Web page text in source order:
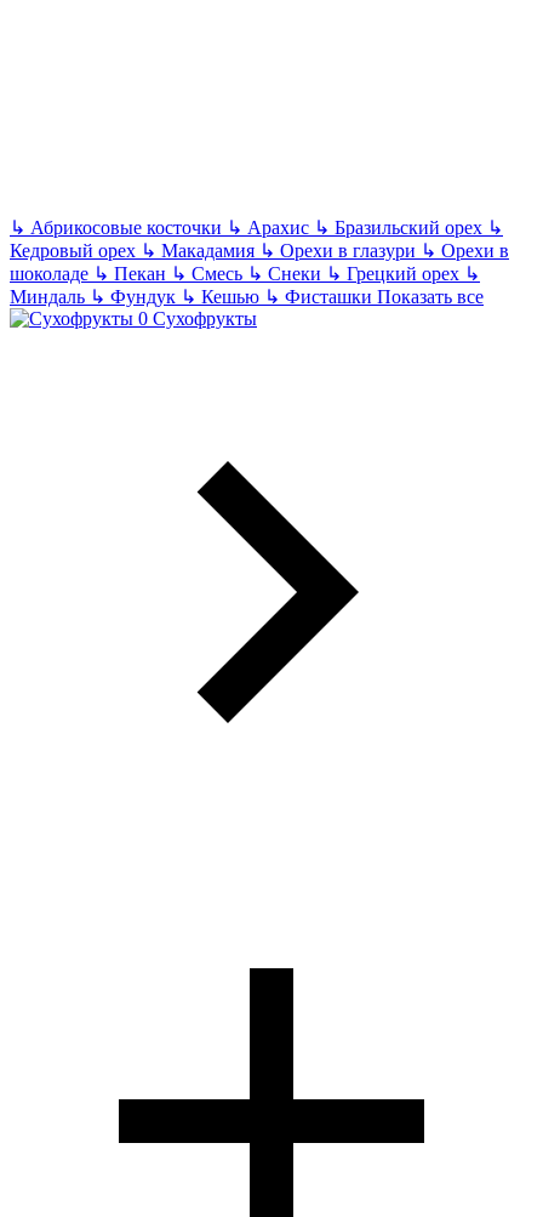
↳ Абрикосовые косточки ↳ Арахис ↳ Бразильский орех ↳
Кедровый орех ↳ Макадамия ↳ Орехи в глазури ↳ Орехи в
шоколаде ↳ Пекан ↳ Смесь ↳ Снеки ↳ Грецкий орех ↳
Миндаль ↳ Фундук ↳ Кешью ↳ Фисташки Показать все
Сухофрукты